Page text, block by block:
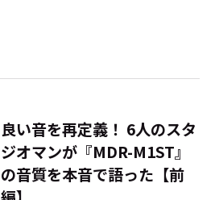
良い音を再定義！ 6人のスタ
ジオマンが『MDR-M1ST』
の音質を本音で語った【前